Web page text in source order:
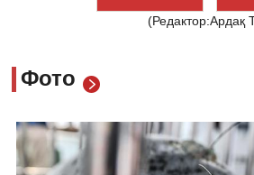
(Редактор:Ардақ
Фото